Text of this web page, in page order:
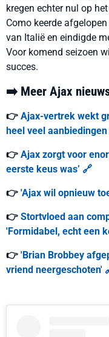
kregen echter nul op
Como keerde
van Italië en eindigde
Voor komend seizoen
succes.
➡️ Meer Ajax
👉 Ajax-vertrek wekt
heel veel
👉 Ajax zorgt voor
eerste keus was’ 🔗
👉 'Ajax wil opnieuw
👉 Stortvloed aan
'Formidabel, echt een
👉 'Brian Brobbey
vriend neergeschoten'